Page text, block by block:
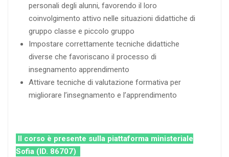
personali degli alunni, favorendo il loro
coinvolgimento attivo nelle situazioni didattiche di
gruppo classe e piccolo gruppo
Impostare correttamente tecniche didattiche
diverse che favoriscano il processo di
insegnamento apprendimento
Attivare tecniche di valutazione formativa per
migliorare l’insegnamento e l’apprendimento
Il corso è presente sulla piattaforma ministeriale
Sofia (ID. 86707)